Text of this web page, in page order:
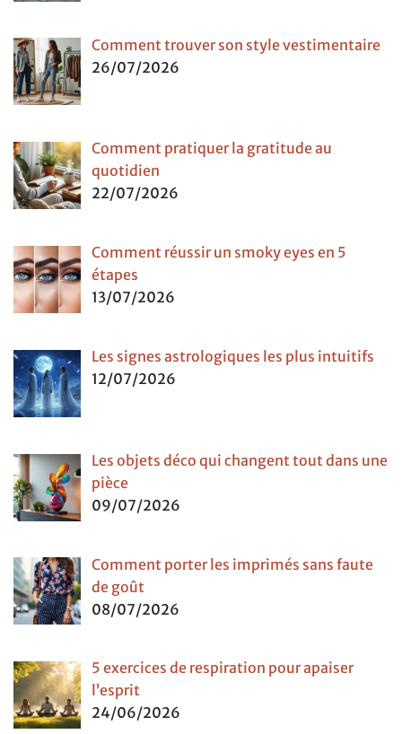
Comment trouver son style vestimentaire
26/07/2026
Comment pratiquer la gratitude au
quotidien
22/07/2026
Comment réussir un smoky eyes en 5
étapes
13/07/2026
Les signes astrologiques les plus intuitifs
12/07/2026
Les objets déco qui changent tout dans une
pièce
09/07/2026
Comment porter les imprimés sans faute
de goût
08/07/2026
5 exercices de respiration pour apaiser
l’esprit
24/06/2026